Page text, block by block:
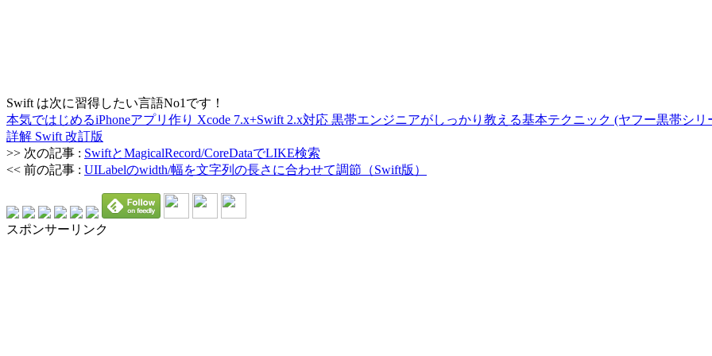
Swift は次に習得したい言語No1です！
本気ではじめるiPhoneアプリ作り Xcode 7.x+Swift 2.x対応 黒帯エンジニアがしっかり教える基本テクニック (ヤフー黒帯シリ
詳解 Swift 改訂版
>> 次の記事 : SwiftとMagicalRecord/CoreDataでLIKE検索
<< 前の記事 : UILabelのwidth/幅を文字列の長さに合わせて調節（Swift版）
スポンサーリンク